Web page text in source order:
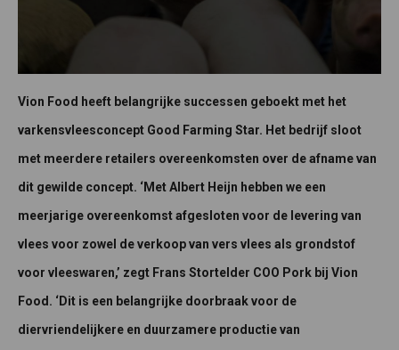
Vion Food heeft belangrijke successen geboekt met het
varkensvleesconcept Good Farming Star. Het bedrijf sloot
met meerdere retailers overeenkomsten over de afname van
dit gewilde concept. ‘Met Albert Heijn hebben we een
meerjarige overeenkomst afgesloten voor de levering van
vlees voor zowel de verkoop van vers vlees als grondstof
voor vleeswaren,’ zegt Frans Stortelder COO Pork bij Vion
Food. ‘Dit is een belangrijke doorbraak voor de
diervriendelijkere en duurzamere productie van